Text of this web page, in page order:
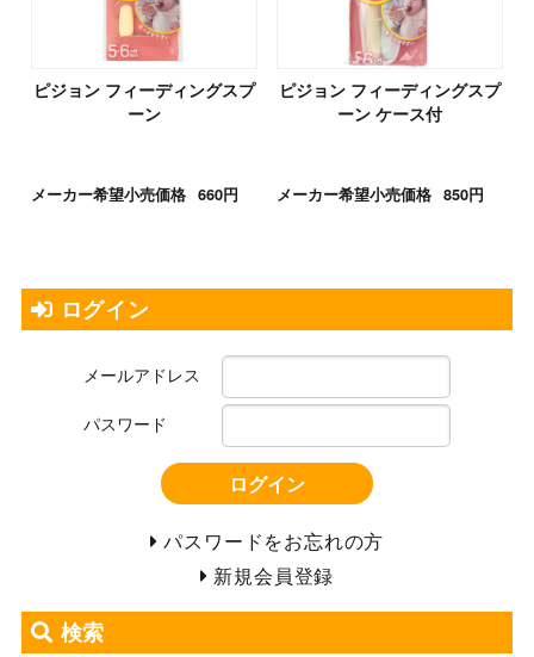
ピジョン フィーディングスプ
ーン
メーカー希望小売価格 660円
ピジョン フィーディングスプ
ーン ケース付
メーカー希望小売価格 850円
ログイン
メールアドレス
パスワード
ログイン
パスワードをお忘れの方
新規会員登録
検索